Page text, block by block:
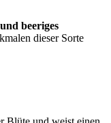
beeriges
dieser Sorte